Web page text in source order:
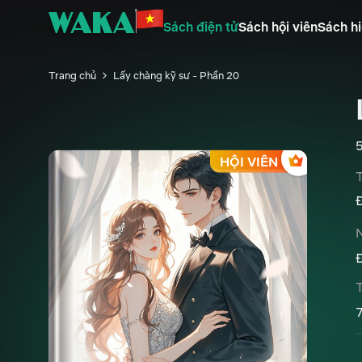
Sách điện tửSách hội viênSách
Trang chủ Lấy chàng kỹ sư - Phần 20
HỘI VIÊN